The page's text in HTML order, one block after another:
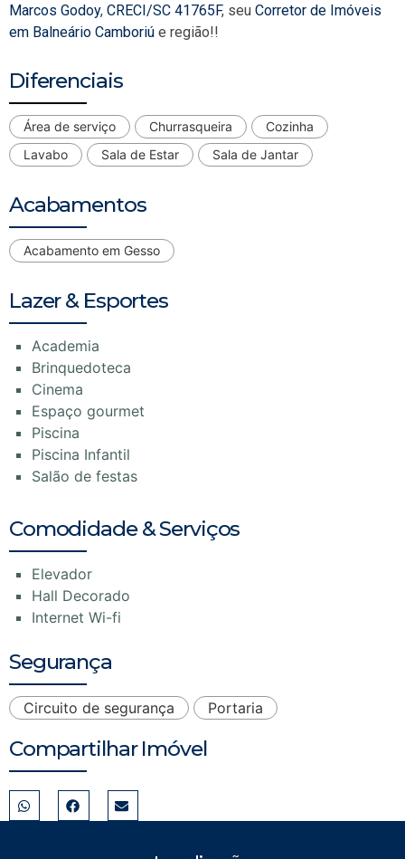
Marcos Godoy, CRECI/SC 41765F, seu Corretor de Imóveis
em Balneário Camboriú e região!!
Diferenciais
Área de serviço Churrasqueira
Cozinha
Lavabo
Sala de Estar Sala de Jantar
Acabamentos
Acabamento em Gesso
Lazer & Esportes
Academia
Brinquedoteca
Cinema
Espaço gourmet
Piscina
Piscina Infantil
Salão de festas
Comodidade & Serviços
Elevador
Hall Decorado
Internet Wi-fi
Segurança
Circuito de segurança Portaria
Compartilhar Imóvel